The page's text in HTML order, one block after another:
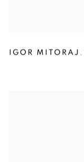
IGOR MITORAJ ,